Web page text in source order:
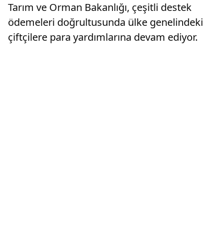
Tarım ve Orman Bakanlığı, çeşitli destek
ödemeleri doğrultusunda ülke genelindeki
çiftçilere para yardımlarına devam ediyor.